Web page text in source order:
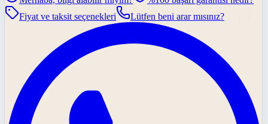
Fiyat ve taksit seçenekleri
Lütfen beni arar mısınız?